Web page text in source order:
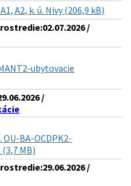
A2, k. ú. Nivy (206,9 kB)
/
ubytovacie
/
OU-BA-OCDPK2-
MB)
/